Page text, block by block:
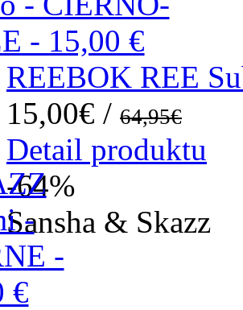
REEBOK REE
15,00€ / 64,95€
Detail produktu
-64%
Sansha & Skazz